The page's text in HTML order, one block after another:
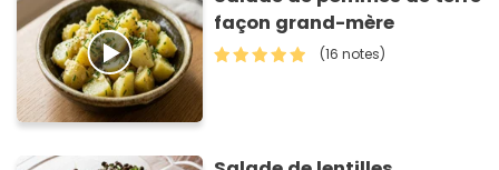
façon grand-mère
(16 notes)